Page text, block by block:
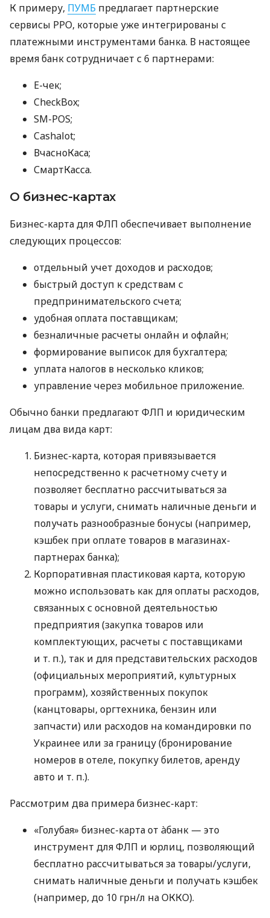
К примеру, ПУМБ предлагает партнерские
сервисы РРО, которые уже интегрированы с
платежными инструментами банка. В настоящее
время банк сотрудничает с 6 партнерами:
E-чек;
CheckBox;
SM-POS;
Cashalot;
ВчасноКаса;
СмартКасса.
О бизнес-картах
Бизнес-карта для ФЛП обеспечивает выполнение
следующих процессов:
отдельный учет доходов и расходов;
быстрый доступ к средствам с
предпринимательского счета;
удобная оплата поставщикам;
безналичные расчеты онлайн и офлайн;
формирование выписок для бухгалтера;
уплата налогов в несколько кликов;
управление через мобильное приложение.
Обычно банки предлагают ФЛП и юридическим
лицам два вида карт:
Бизнес-карта, которая привязывается
непосредственно к расчетному счету и
позволяет бесплатно рассчитываться за
товары и услуги, снимать наличные деньги и
получать разнообразные бонусы (например,
кэшбек при оплате товаров в магазинах-
партнерах банка);
Корпоративная пластиковая карта, которую
можно использовать как для оплаты расходов,
связанных с основной деятельностью
предприятия (закупка товаров или
комплектующих, расчеты с поставщиками
и т. п.), так и для представительских расходов
(официальных мероприятий, культурных
программ), хозяйственных покупок
(канцтовары, оргтехника, бензин или
запчасти) или расходов на командировки по
Украинее или за границу (бронирование
номеров в отеле, покупку билетов, аренду
авто и т. п.).
Рассмотрим два примера бизнес-карт:
«Голубая» бизнес-карта от àбанк — это
инструмент для ФЛП и юрлиц, позволяющий
бесплатно рассчитываться за товары/услуги,
снимать наличные деньги и получать кэшбек
(например, до 10 грн/л на ОККО).